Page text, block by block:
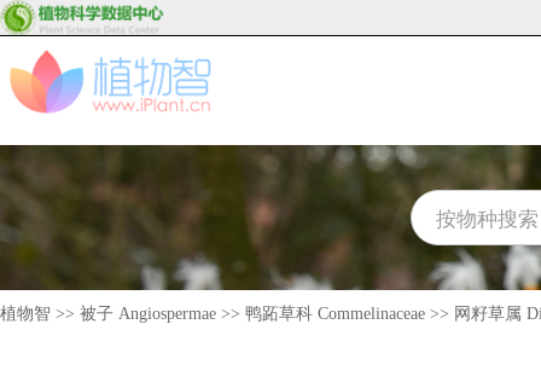
植物智 >> 被子 Angiospermae >> 鸭跖草科 Commelinaceae >> 网籽草属